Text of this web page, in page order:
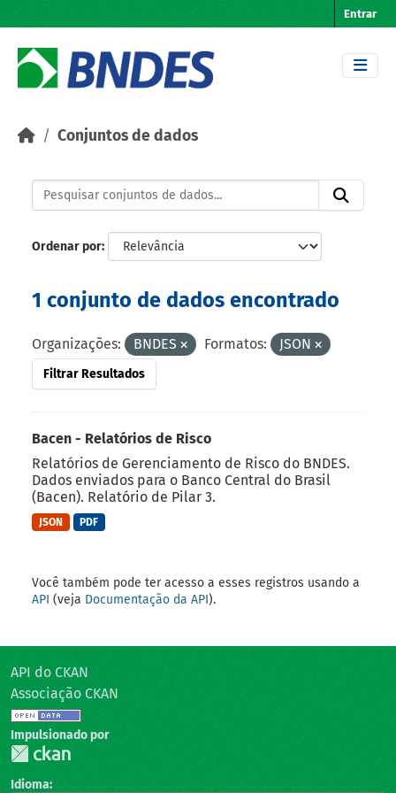
Entrar
Conjuntos de dados
Ordenar por
1 conjunto de dados encontrado
Organizações: BNDES Formatos: JSON
Filtrar Resultados
Bacen - Relatórios de Risco
Relatórios de Gerenciamento de Risco do BNDES.
Dados enviados para o Banco Central do Brasil
(Bacen). Relatório de Pilar 3.
JSON PDF
Você também pode ter acesso a esses registros usando a
API (veja Documentação da API).
API do CKAN
Associação CKAN
Impulsionado por
Idioma